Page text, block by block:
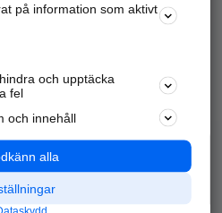
nära dig.
Populära sökningar
Annonsera
Integritet
Nödnummer
på information som aktivt
och upptäcka
fel
och innehåll
alla